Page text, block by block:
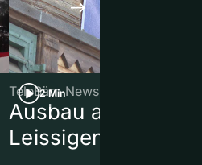
2 Min
TeleBärn News
Ausbau am Bahnhof
Leissigen